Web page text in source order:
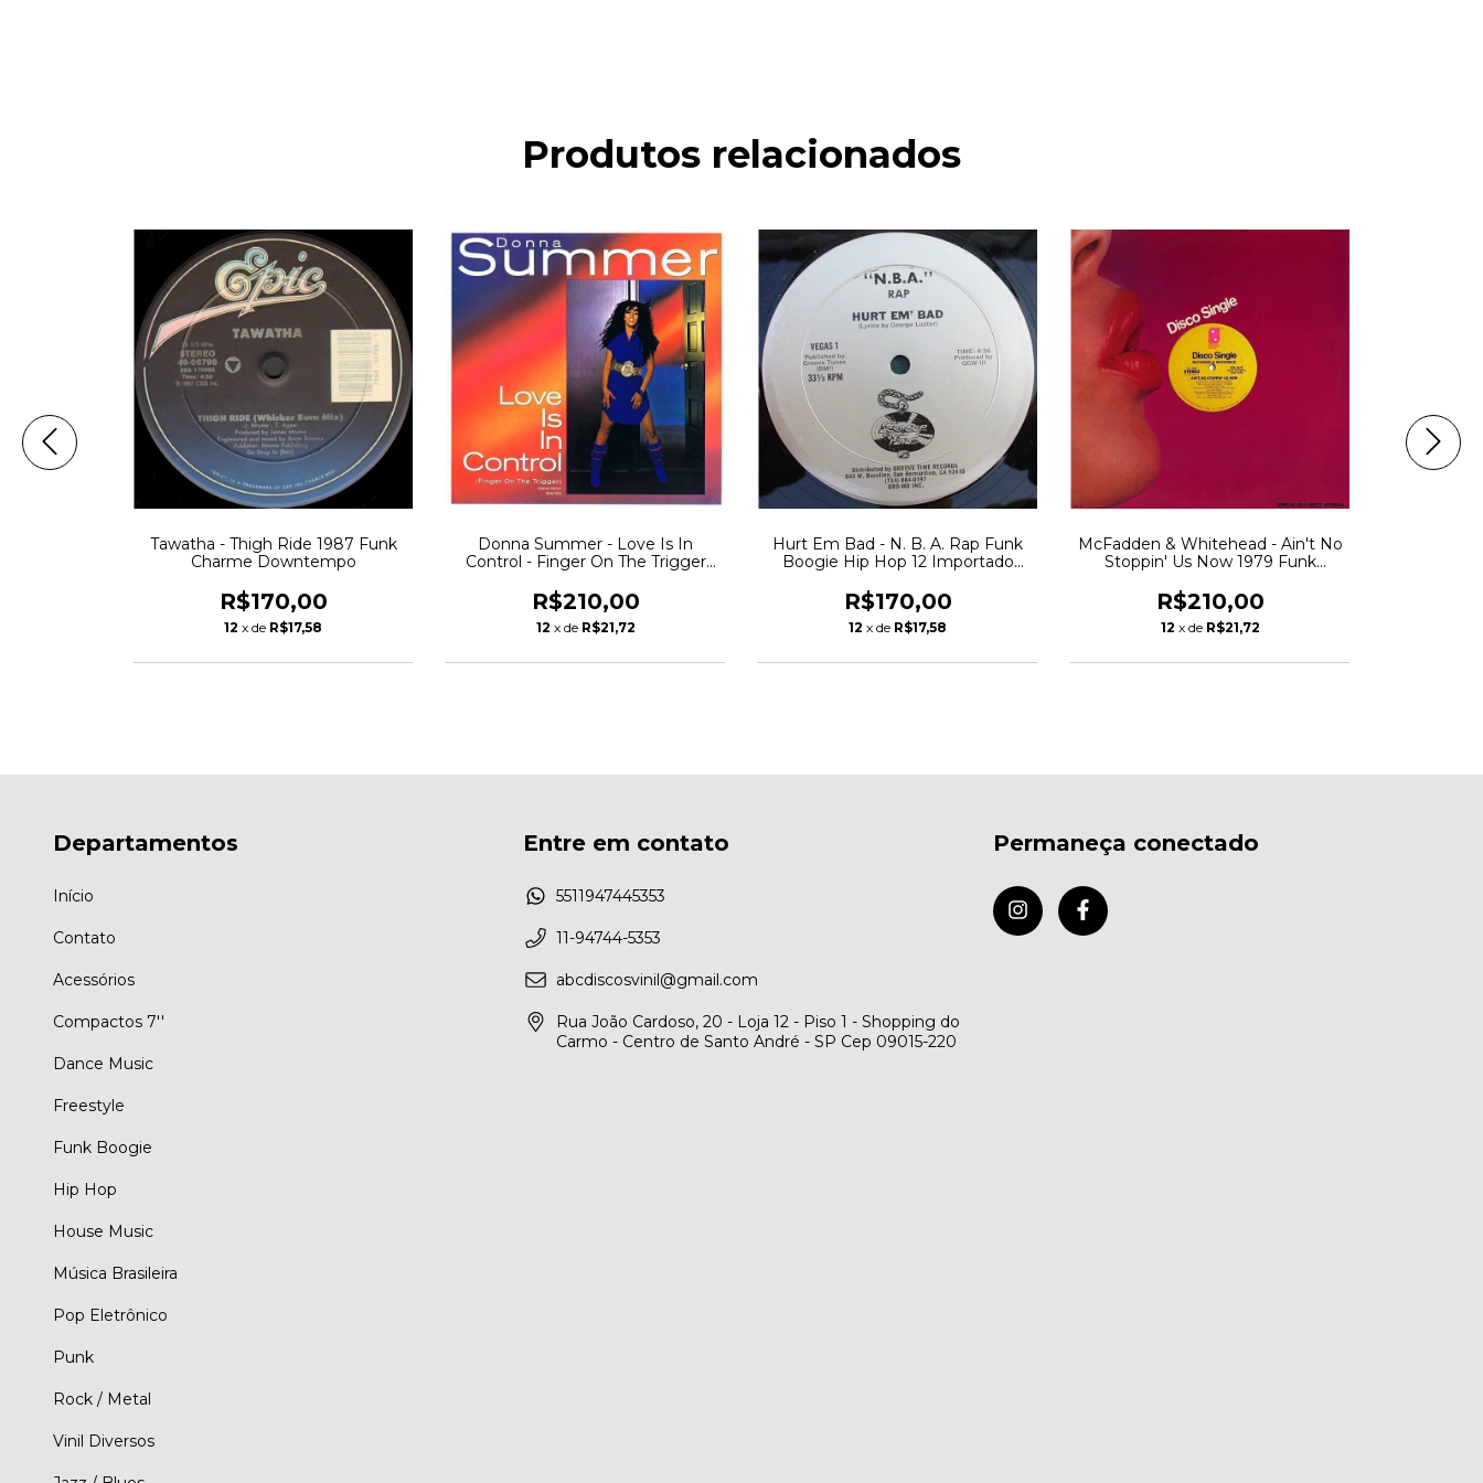
Produtos relacionados
Tawatha - Thigh Ride 1987 Funk
Charme Downtempo
R$170,00
12 x de R$17,58
Donna Summer - Love Is In
Control - Finger On The Trigger
R$210,00
12 x de R$21,72
Hurt Em Bad - N. B. A. Rap Funk
Boogie Hip Hop 12 Importado
R$170,00
12 x de R$17,58
McFadden & Whitehead - Ain't No
Stoppin' Us Now 1979 Funk
R$210,00
12 x de R$21,72
Departamentos
Início
Contato
Acessórios
Compactos 7''
Dance Music
Freestyle
Funk Boogie
Hip Hop
House Music
Música Brasileira
Pop Eletrônico
Punk
Rock / Metal
Vinil Diversos
Entre em contato
5511947445353
11-94744-5353
abcdiscosvinil@gmail.com
Rua João Cardoso, 20 - Loja 12 - Piso 1 - Shopping do
Carmo - Centro de Santo André - SP Cep 09015-220
Permaneça conectado